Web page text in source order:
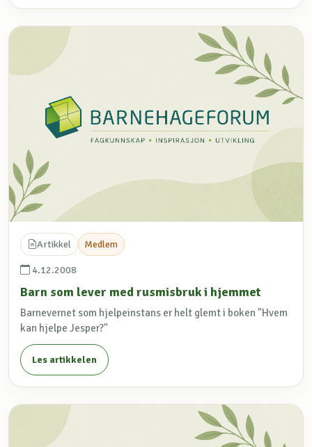
Artikkel Medlem
4.12.2008
Barn som lever med rusmisbruk i hjemmet
Barnevernet som hjelpeinstans er helt glemt i boken "Hvem
kan hjelpe Jesper?"
Les artikkelen